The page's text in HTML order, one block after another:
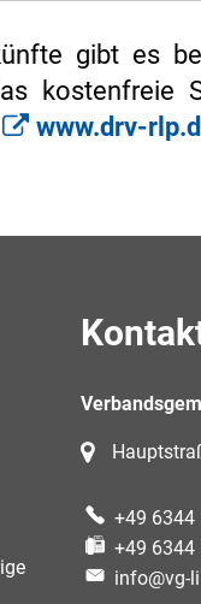
gibt es
kostenfreie
www.drv-
+49 6344
+49 6344
info@vg-